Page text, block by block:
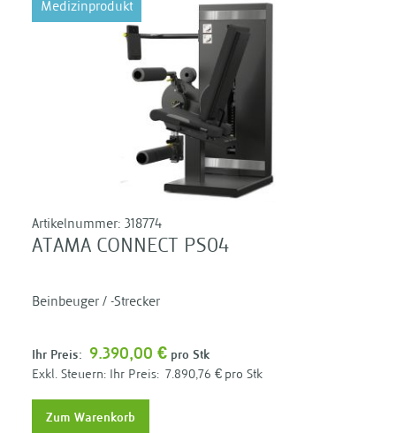
Medizinprodukt
Artikelnummer: 318774
ATAMA CONNECT PS04
Beinbeuger / -Strecker
Ihr Preis: 9.390,00 € pro Stk
Ihr Preis: 7.890,76 € pro Stk
Zum Warenkorb